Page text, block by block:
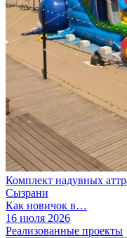
Комплект надувных
Сызрани
Как новичок в…
16 июля 2026
Реализованные проекты